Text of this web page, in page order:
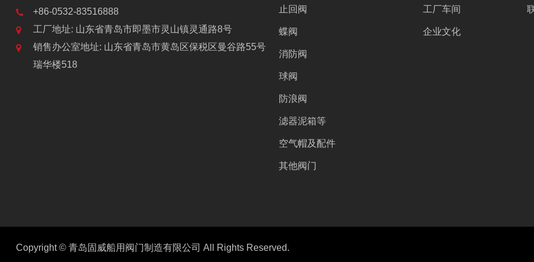
+86-0532-83516888
工厂地址: 山东省青岛市即墨市灵山镇灵通路8号
销售办公室地址: 山东省青岛市黄岛区保税区曼谷路55号
瑞华楼518
止回阀
蝶阀
消防阀
球阀
防浪阀
滤器泥箱等
空气帽及配件
其他阀门
工厂车间
企业文化
Copyright © 青岛固威船用阀门制造有限公司 All Rights Reserved.